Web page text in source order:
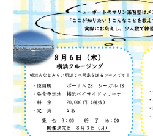
採用情報
Recruit